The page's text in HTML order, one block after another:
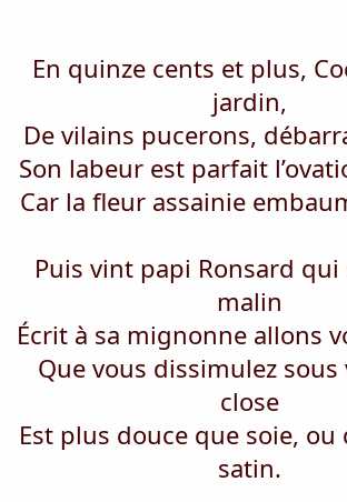
o
En quinze cents et plus,
jardin,
De vilains pucerons,
Son labeur est parfait
Car la fleur assainie
Puis vint papi Ronsard qui
malin
Écrit à sa mignonne allons
Que vous dissimulez
close
Est plus douce que soie, ou
satin.